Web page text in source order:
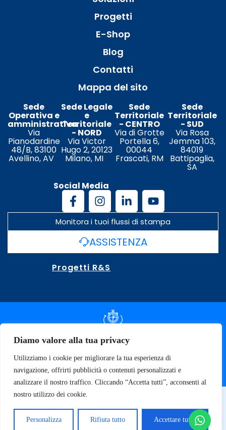
Diamo valore alla tua privacy
Utilizziamo i cookie per migliorare la tua esperienza di
navigazione, offrirti pubblicità o contenuti personalizzati e
analizzare il nostro traffico. Cliccando “Accetta tutti”, acconsenti al
nostro utilizzo dei cookie.
Personalizza Rifiuta tutto Accettare tutto
Progetti
E-Shop
Blog
Contatti
Mappa del sito
Sede
Operativa e
amministrativa
Via
Pianodardine
48/B, 83100
Avellino, AV
Sede Legale
e
Territoriale
- NORD
Via Victor
Hugo 2, 20123
Milano, MI
Sede
Territoriale
- CENTRO
Via di Grotte
Portella 6,
00044
Frascati, RM
Sede
Territoriale
- SUD
Via Rosa
Jemma 103,
84019
Battipaglia,
SA
Social Media
Monitora i tuoi flussi di stampa
ASSISTENZA
Progetti R&S
DOCUMENTAZIONE SLA
SPECIFICHE TECNICHE
© 2026 SOFT TECNOLOGY | P.IVA 02137470643
Privacy Policy